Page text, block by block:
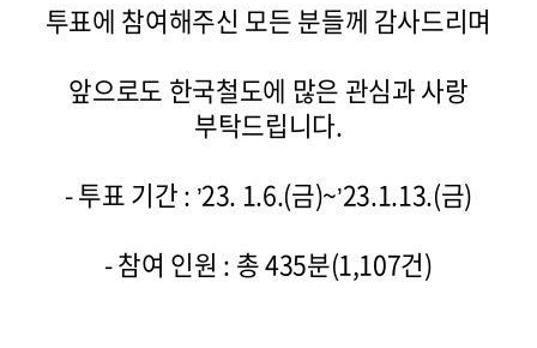
투표에 참여해주신 모든 분들께 감사드리며
앞으로도 한국철도에 많은 관심과 사랑
부탁드립니다.
- 투표 기간 : ’23. 1.6.(금)~’23.1.13.(금)
- 참여 인원 : 총 435분(1,107건)